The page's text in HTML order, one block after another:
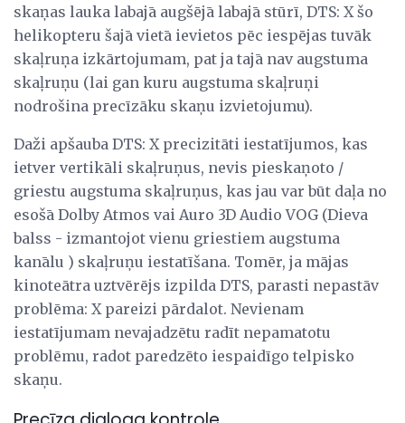
skaņas lauka labajā augšējā labajā stūrī, DTS: X šo
helikopteru šajā vietā ievietos pēc iespējas tuvāk
skaļruņa izkārtojumam, pat ja tajā nav augstuma
skaļruņu (lai gan kuru augstuma skaļruņi
nodrošina precīzāku skaņu izvietojumu).
Daži apšauba DTS: X precizitāti iestatījumos, kas
ietver vertikāli skaļruņus, nevis pieskaņoto /
griestu augstuma skaļruņus, kas jau var būt daļa no
esošā Dolby Atmos vai Auro 3D Audio VOG (Dieva
balss - izmantojot vienu griestiem augstuma
kanālu ) skaļruņu iestatīšana. Tomēr, ja mājas
kinoteātra uztvērējs izpilda DTS, parasti nepastāv
problēma: X pareizi pārdalot. Nevienam
iestatījumam nevajadzētu radīt nepamatotu
problēmu, radot paredzēto iespaidīgo telpisko
skaņu.